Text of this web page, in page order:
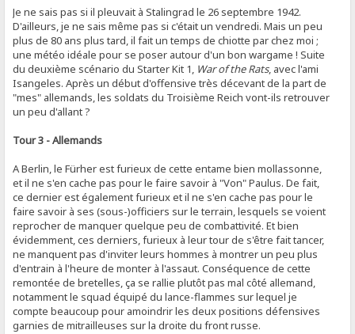
Je ne sais pas si il pleuvait à Stalingrad le 26 septembre 1942.
D'ailleurs, je ne sais même pas si c'était un vendredi. Mais un peu
plus de 80 ans plus tard, il fait un temps de chiotte par chez moi ;
une météo idéale pour se poser autour d'un bon wargame ! Suite
du deuxième scénario du Starter Kit 1, War of the Rats, avec l'ami
Isangeles. Après un début d'offensive très décevant de la part de
"mes" allemands, les soldats du Troisième Reich vont-ils retrouver
un peu d'allant ?
Tour 3 - Allemands
A Berlin, le Fürher est furieux de cette entame bien mollassonne,
et il ne s'en cache pas pour le faire savoir à "Von" Paulus. De fait,
ce dernier est également furieux et il ne s'en cache pas pour le
faire savoir à ses (sous-)officiers sur le terrain, lesquels se voient
reprocher de manquer quelque peu de combattivité. Et bien
évidemment, ces derniers, furieux à leur tour de s'être fait tancer,
ne manquent pas d'inviter leurs hommes à montrer un peu plus
d'entrain à l'heure de monter à l'assaut. Conséquence de cette
remontée de bretelles, ça se rallie plutôt pas mal côté allemand,
notamment le squad équipé du lance-flammes sur lequel je
compte beaucoup pour amoindrir les deux positions défensives
garnies de mitrailleuses sur la droite du front russe.